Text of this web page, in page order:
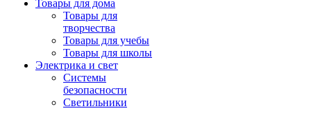
Товары для дома
Товары для
творчества
Товары для учебы
Товары для школы
Электрика и свет
Системы
безопасности
Светильники